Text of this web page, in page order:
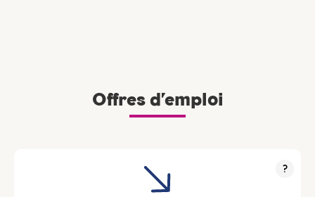
Offres d’emploi
?